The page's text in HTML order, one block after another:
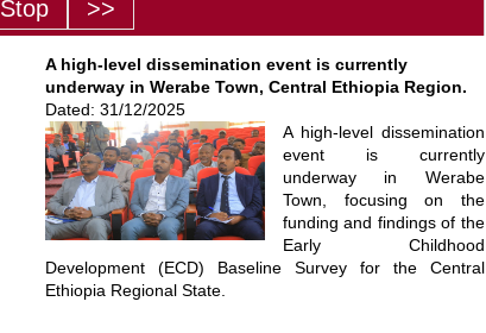
A high-level dissemination event is currently
underway in Werabe Town, Central Ethiopia Region.
Dated: 31/12/2025
A high-level dissemination
event is currently
underway in Werabe
Town, focusing on the
funding and findings of the
Early Childhood
Development (ECD) Baseline Survey for the Central
Ethiopia Regional State.